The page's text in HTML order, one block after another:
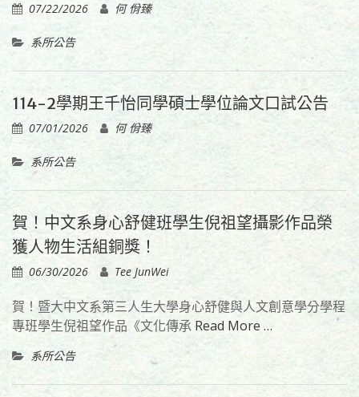
07/22/2026 何 佾臻
系所公告
114-2學期王千怡同學碩士學位論文口試公告
07/01/2026 何 佾臻
系所公告
賀！中文系身心舒健班學生倪祖望攝影作品榮
獲人物生活組銅獎！
06/30/2026 Tee JunWei
賀！暨大中文系第三人生大學身心舒健與人文創意學分學程
專班學生倪祖望作品《文化傳承 Read More …
系所公告